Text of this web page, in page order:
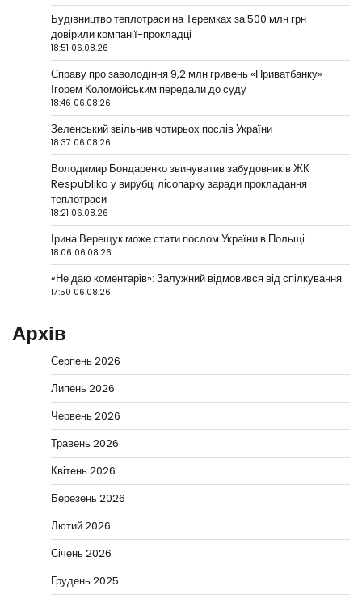
Будівництво теплотраси на Теремках за 500 млн грн
довірили компанії-прокладці
18:51 06.08.26
Справу про заволодіння 9,2 млн гривень «Приватбанку»
Ігорем Коломойським передали до суду
18:46 06.08.26
Зеленський звільнив чотирьох послів України
18:37 06.08.26
Володимир Бондаренко звинуватив забудовників ЖК
Respublika у вирубці лісопарку заради прокладання
теплотраси
18:21 06.08.26
Ірина Верещук може стати послом України в Польщі
18:06 06.08.26
«Не даю коментарів»: Залужний відмовився від спілкування
17:50 06.08.26
Архів
Серпень 2026
Липень 2026
Червень 2026
Травень 2026
Квітень 2026
Березень 2026
Лютий 2026
Січень 2026
Грудень 2025